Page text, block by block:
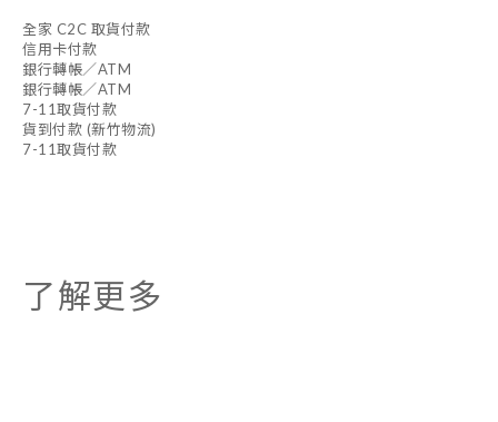
全家 C2C 取貨付款
信用卡付款
銀行轉帳／ATM
銀行轉帳／ATM
7-11取貨付款
貨到付款 (新竹物流)
7-11取貨付款
了解更多